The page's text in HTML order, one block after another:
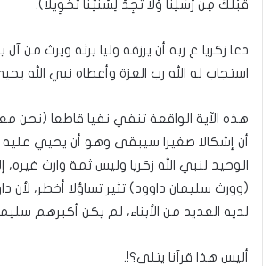
قَبْلَكَ مِنْ رُسُلِنَا وَلَا تَجِدُ لِسُنَّتِنَا تَحْوِيلًا).
دعا زكريا ع ربه أن يرزقه وليا يرثه ويرث من
استجاب له الله رب العزة وأعطاه نبي الله
هذه الآية الواقعة تنفي نفيا قاطعا (نحن
أن إشكالا صغيرا سيبقى وهو أن يحيي عليه
الوحيد لنبي الله زكريا وليس ثمة وارث غيره،
(وورث سليمان داوود) تثير تساؤلا أخطر، لأن
لديه العديد من الأبناء، لم يكن أكبرهم
أليس هذا قرآنا يتلى؟!.